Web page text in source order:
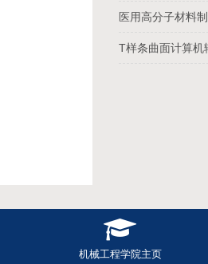
医用高分子材料
T样条曲面计算机
机械工程学院主页